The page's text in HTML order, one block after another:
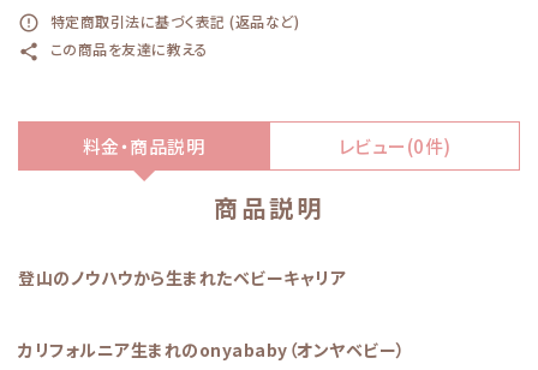
error_outline 特定商取引法に基づく表記 (返品など)
share この商品を友達に教える
料金・商品説明 レビュー(0件)
商品説明
登山のノウハウから生まれたベビーキャリア
カリフォルニア生まれのonyababy（オンヤベビー）